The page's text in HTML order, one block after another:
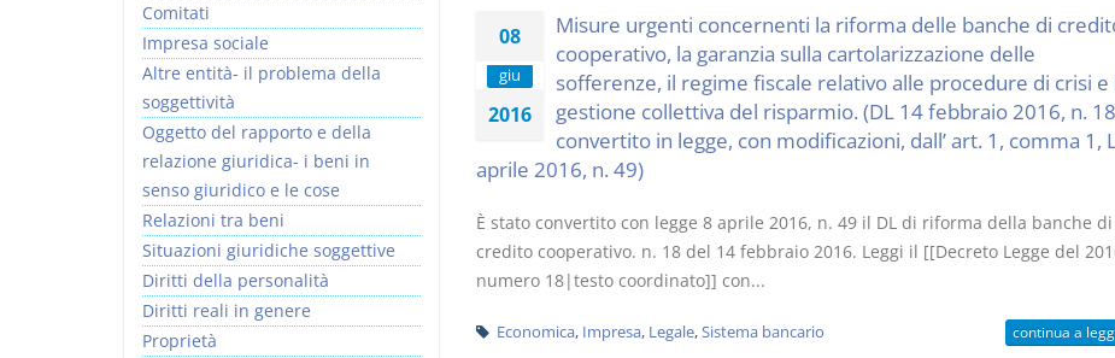
08
giu
2016
Misure urgenti concernenti la riforma delle banche di
cooperativo, la garanzia sulla cartolarizzazione delle
sofferenze, il regime fiscale relativo alle procedure di crisi e
gestione collettiva del risparmio. (DL 14 febbraio 2016, n.
convertito in legge, con modificazioni, dall’ art. 1, comma 1,
aprile 2016, n. 49)
È stato convertito con legge 8 aprile 2016, n. 49 il DL di riforma della banche di
credito cooperativo. n. 18 del 14 febbraio 2016. Leggi il [[Decreto Legge del
numero 18|testo coordinato]] con...
Economica, Impresa, Legale,Sistema bancario continua a
Comitati
Impresa sociale
Altre entità- il problema della
soggettività
Oggetto del rapporto e della
relazione giuridica- i beni in
senso giuridico e le cose
Relazioni tra beni
Situazioni giuridiche soggettive
Diritti della personalità
Diritti reali in genere
Proprietà
I Vincoli